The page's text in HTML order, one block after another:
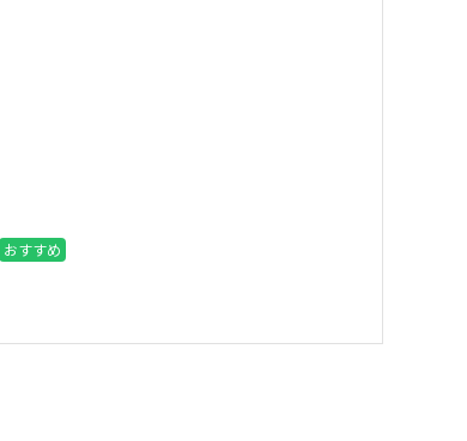
おすすめ